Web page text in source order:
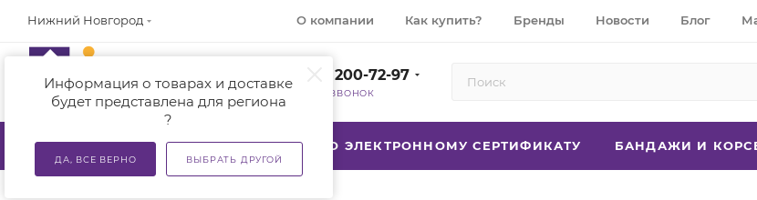
Нижний Новгород
Информация о товарах и доставке
будет представлена для региона
?
ДА, ВСЕ ВЕРНО ВЫБРАТЬ ДРУГОЙ
О компании Как купить? Бренды Новости Блог
+7 (800) 200-72-97
ЗАКАЗАТЬ ЗВОНОК
КАТАЛОГ АКЦИИ ТСР ПО ЭЛЕКТРОННОМУ СЕРТИФИКАТУ БАНДАЖИ И